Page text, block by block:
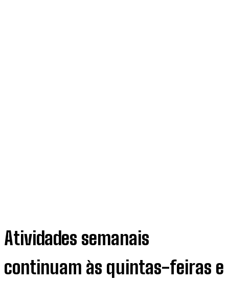
Atividades semanais
continuam às quintas-feiras e